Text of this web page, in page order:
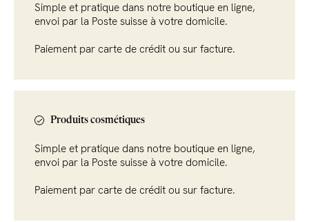
Simple et pratique dans notre boutique en ligne,
envoi par la Poste suisse à votre domicile.
Paiement par carte de crédit ou sur facture.
Produits cosmétiques
Simple et pratique dans notre boutique en ligne,
envoi par la Poste suisse à votre domicile.
Paiement par carte de crédit ou sur facture.